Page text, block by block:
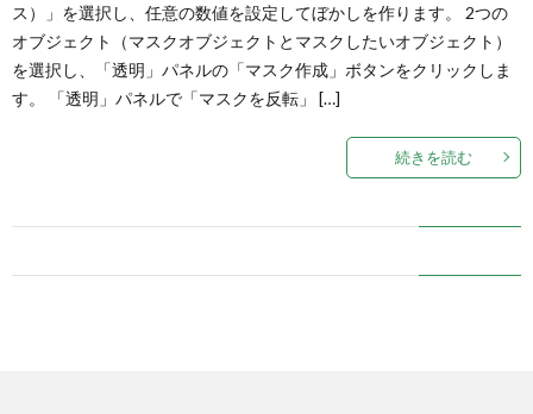
ス）」を選択し、任意の数値を設定してぼかしを作ります。 2つの
オブジェクト（マスクオブジェクトとマスクしたいオブジェクト）
を選択し、「透明」パネルの「マスク作成」ボタンをクリックしま
す。 「透明」パネルで「マスクを反転」 […]
続きを読む